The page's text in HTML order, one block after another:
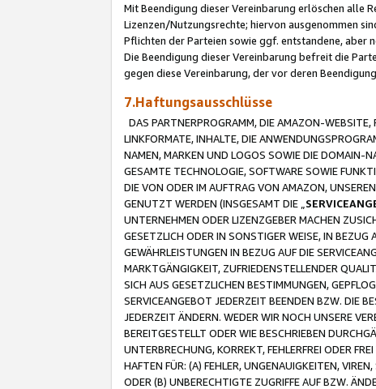
Mit Beendigung dieser Vereinbarung erlöschen alle
Lizenzen/Nutzungsrechte; hiervon ausgenommen
Pflichten der Parteien sowie ggf. entstandene, aber
Die Beendigung dieser Vereinbarung befreit die
gegen diese Vereinbarung, der vor deren
7.Haftungsausschlüsse
DAS PARTNERPROGRAMM, DIE AMAZON-
LINKFORMATE, INHALTE, DIE
NAMEN, MARKEN UND LOGOS SOWIE DIE DOMAIN-
GESAMTE TECHNOLOGIE, SOFTWARE SOWIE
DIE VON ODER IM AUFTRAG VON AMAZON,
GENUTZT WERDEN (INSGESAMT DIE „
UNTERNEHMEN ODER LIZENZGEBER MACHEN
GESETZLICH ODER IN SONSTIGER WEISE, IN BEZUG
GEWÄHRLEISTUNGEN IN BEZUG AUF DIE
MARKTGÄNGIGKEIT, ZUFRIEDENSTELLENDER
SICH AUS GESETZLICHEN BESTIMMUNGEN,
SERVICEANGEBOT JEDERZEIT BEENDEN BZW. DIE
JEDERZEIT ÄNDERN. WEDER WIR NOCH UNSERE
BEREITGESTELLT ODER WIE BESCHRIEBEN
UNTERBRECHUNG, KORREKT, FEHLERFREI ODER
HAFTEN FÜR: (A) FEHLER, UNGENAUIGKEITEN,
ODER (B) UNBERECHTIGTE ZUGRIFFE AUF BZW.